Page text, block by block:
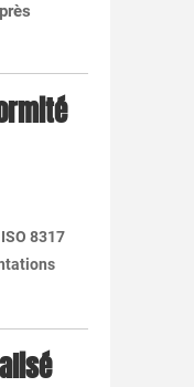
8317